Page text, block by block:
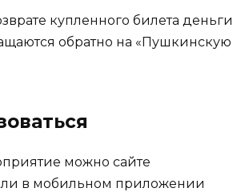
купленного билета деньги
обратно на «Пушкинскую
можно сайте
в мобильном приложении